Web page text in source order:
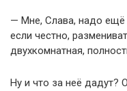
— Мне, Слава, надо ещё
если честно,
двухкомнатная,
Ну и что за неё дадут?